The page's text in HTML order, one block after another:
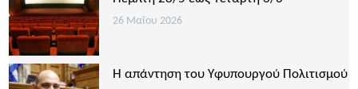
26 Μαΐου 2026
Η απάντηση του Υφυπουργού Πολιτισμού